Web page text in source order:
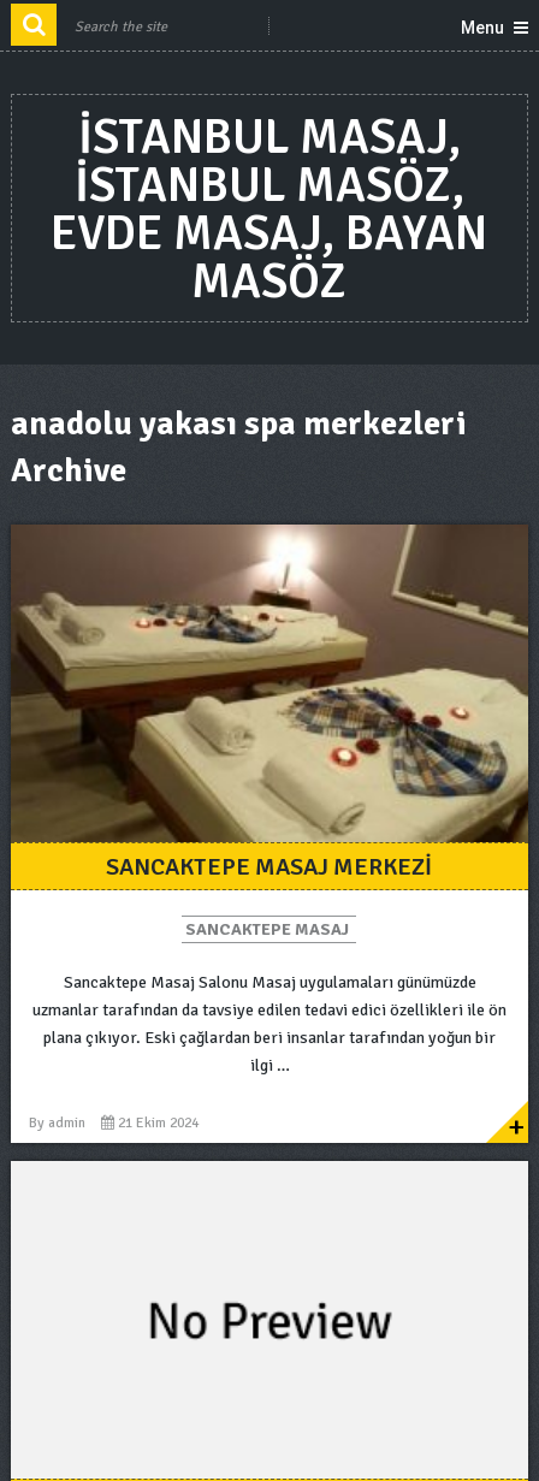
Menu
ISTANBUL MASAJ,
ISTANBUL MASÖZ,
EVDE MASAJ, BAYAN
MASÖZ
anadolu yakası spa merkezleri
Archive
SANCAKTEPE MASAJ MERKEZI
SANCAKTEPE MASAJ
Sancaktepe Masaj Salonu Masaj uygulamaları günümüzde
uzmanlar tarafından da tavsiye edilen tedavi edici özellikleri ile ön
plana çıkıyor. Eski çağlardan beri insanlar tarafından yoğun bir
ilgi …
By admin 21 Ekim 2024 +